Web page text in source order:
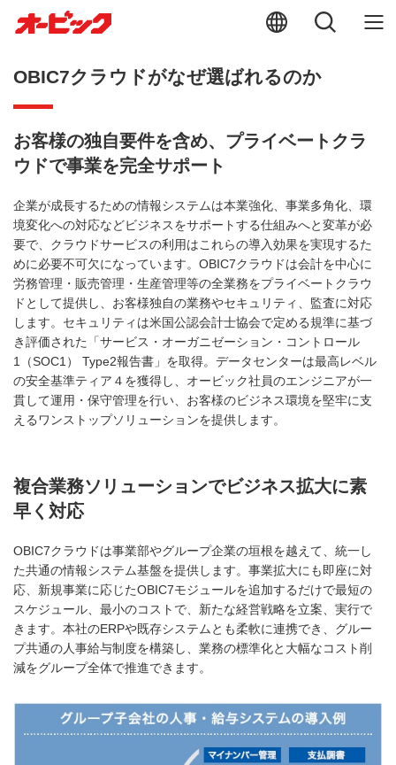
OBIC7クラウドがなぜ選ばれるのか
お客様の独自要件を含め、プライベートクラ
ウドで事業を完全サポート
企業が成長するための情報システムは本業強化、事業多角化、環
境変化への対応などビジネスをサポートする仕組みへと変革が必
要で、クラウドサービスの利用はこれらの導入効果を実現するた
めに必要不可欠になっています。OBIC7クラウドは会計を中心に
労務管理・販売管理・生産管理等の全業務をプライベートクラウ
ドとして提供し、お客様独自の業務やセキュリティ、監査に対応
します。セキュリティは米国公認会計士協会で定める規準に基づ
き評価された「サービス・オーガニゼーション・コントロール
1（SOC1） Type2報告書」を取得。データセンターは最高レベル
の安全基準ティア４を獲得し、オービック社員のエンジニアが一
貫して運用・保守管理を行い、お客様のビジネス環境を堅牢に支
えるワンストップソリューションを提供します。
複合業務ソリューションでビジネス拡大に素
早く対応
OBIC7クラウドは事業部やグループ企業の垣根を越えて、統一し
た共通の情報システム基盤を提供します。事業拡大にも即座に対
応、新規事業に応じたOBIC7モジュールを追加するだけで最短の
スケジュール、最小のコストで、新たな経営戦略を立案、実行で
きます。本社のERPや既存システムとも柔軟に連携でき、グルー
プ共通の人事給与制度を構築し、業務の標準化と大幅なコスト削
減をグループ全体で推進できます。